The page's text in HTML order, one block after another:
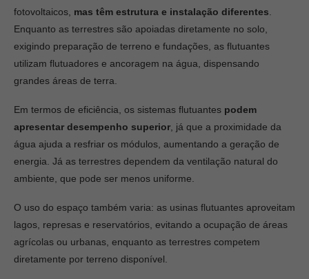
fotovoltaicos, mas têm estrutura e instalação diferentes
Enquanto as terrestres são apoiadas diretamente no solo,
exigindo preparação de terreno e fundações, as flutuantes
utilizam flutuadores e ancoragem na água, dispensando
grandes áreas de terra.
Em termos de eficiência, os sistemas flutuantes podem
apresentar desempenho superior , já que a proximidade da
água ajuda a resfriar os módulos, aumentando a geração de
energia. Já as terrestres dependem da ventilação natural do
ambiente, que pode ser menos uniforme.
O uso do espaço também varia: as usinas flutuantes aproveitam
lagos, represas e reservatórios, evitando a ocupação de áreas
agrícolas ou urbanas, enquanto as terrestres competem
diretamente por terreno disponível.